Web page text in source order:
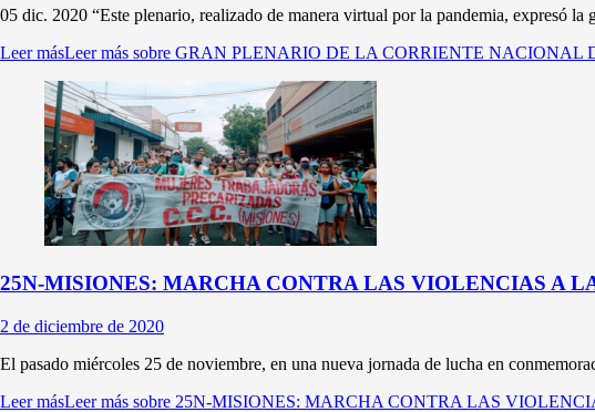
05 dic. 2020 “Este plenario, realizado de manera virtual por la pandemia, expresó la
Leer másLeer más sobre GRAN PLENARIO DE LA CORRIENTE
25N-MISIONES: MARCHA CONTRA LAS VIOLENCIAS A
2 de diciembre de 2020
El pasado miércoles 25 de noviembre, en una nueva jornada de lucha en
Leer másLeer más sobre 25N-MISIONES: MARCHA CONTRA LAS